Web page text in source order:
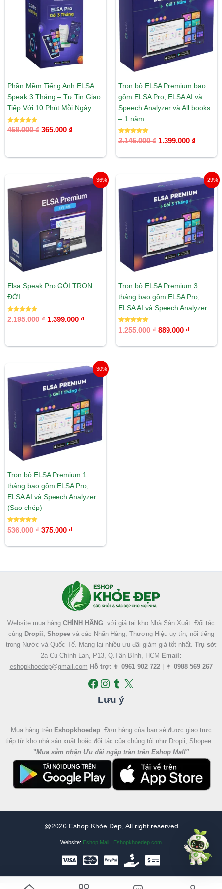
Phần Mềm Tiếng Anh ELSA
Speak 3 Tháng – Tự Tin Giao
Tiếp Với 10 Phút Mỗi Ngày
Được xếp
hạng
458.000₫
458.000 ₫.
365.000 ₫
là:
365.000 ₫.
Trọn bộ ELSA Premium bao
gồm ELSA Pro, ELSA AI và
Speech Analyzer và All books
– 1 năm
Được xếp
hạng
2.145.000₫
2.145.000 ₫.
1.399.000 ₫
-36%
Elsa Speak Pro GÓI TRỌN
ĐỜI
Được xếp
hạng
2.195.000₫
gốc
2.195.000 ₫.
1.399.000 ₫
Giá
hiện
tại
là:
1.399.000 ₫.
-29%
Trọn bộ ELSA Premium 3
tháng bao gồm ELSA Pro,
ELSA AI và Speech Analyzer
Được xếp
hạng
1.255.000₫
gốc
là:
1.255.000 ₫.
889.000 ₫
Giá
hiện
tại
là:
889.000
-30%
Trọn bộ ELSA Premium 1
tháng bao gồm ELSA Pro,
ELSA AI và Speech Analyzer
(Sao chép)
Được xếp
hạng
536.000₫
gốc
là:
536.000 ₫.
375.000 ₫
Giá
hiện
tại
là:
375.000 ₫.
Website mua hàng CHÍNH HÃNG với giá tại kho Nhà Sản Xuất. Đối tác
cùng Dropii, Shopeevà các Nhãn Hàng, Thương Hiệu uy tín, nổi tiếng
trong Nước và Quốc Tế. Mang lại nhiều ưu đãi giảm giá tốt nhất. Trụ sở:
2a Cù Chính Lan, P13, Q.Tân Bình, HCM Email:
eshopkhoedep@gmail.com Hỗ trợ: 👨 0961 902 722| 👩 0988 569 267
Facebook
Instagram
Tumblr
X
Lưu ý
Mua hàng trên Eshopkhoedep. Đơn hàng của bạn sẻ được giao trực
tiếp từ kho nhà sản xuất hoặc đối tác của chúng tôi như Dropii, Shopee...
"Mua sắm nhận Ưu đãi ngập tràn trên Eshop Mall"
@2026 Eshop Khỏe Đẹp, All right reserved
Website: Eshop Mall | Eshopkhoedep.com